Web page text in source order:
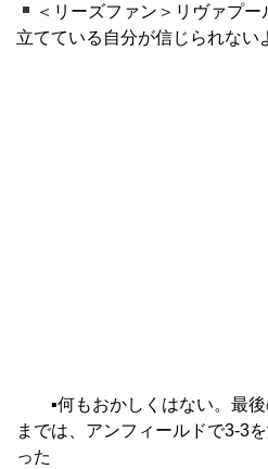
＜リーズファン＞リヴァプ
立てている自分が信じられない
▪︎何もおかしくはない。最
までは、アンフィールドで3‐3
った